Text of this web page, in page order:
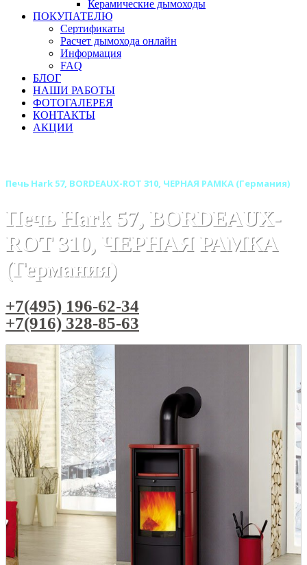
Керамические дымоходы
ПОКУПАТЕЛЮ
Сертификаты
Расчет дымохода онлайн
Информация
FAQ
БЛОГ
НАШИ РАБОТЫ
ФОТОГАЛЕРЕЯ
КОНТАКТЫ
АКЦИИ
Печь Hark 57, BORDEAUX-ROT 310, ЧЕРНАЯ РАМКА (Германия)
Печь Hark 57, BORDEAUX-
ROT 310, ЧЕРНАЯ РАМКА
(Германия)
+7(495) 196-62-34
+7(916) 328-85-63